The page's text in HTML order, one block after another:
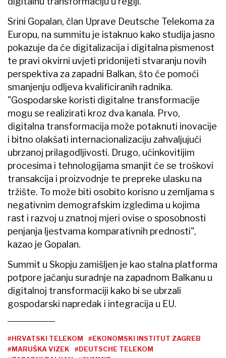
Srini Gopalan, član Uprave Deutsche Telekoma za
Europu, na summitu je istaknuo kako studija jasno
pokazuje da će digitalizacija i digitalna pismenost
te pravi okvirni uvjeti pridonijeti stvaranju novih
perspektiva za zapadni Balkan, što će pomoći
smanjenju odljeva kvalificiranih radnika.
"Gospodarske koristi digitalne transformacije
mogu se realizirati kroz dva kanala. Prvo,
digitalna transformacija može potaknuti inovacije
i bitno olakšati internacionalizaciju zahvaljujući
ubrzanoj prilagodljivosti. Drugo, učinkovitijim
procesima i tehnologijama smanjit će se troškovi
transakcija i proizvodnje te prepreke ulasku na
tržište. To može biti osobito korisno u zemljama s
negativnim demografskim izgledima u kojima
rast i razvoj u znatnoj mjeri ovise o sposobnosti
penjanja ljestvama komparativnih prednosti",
kazao je Gopalan.
Summit u Skopju zamišljen je kao stalna platforma
potpore jačanju suradnje na zapadnom Balkanu u
digitalnoj transformaciji kako bi se ubrzali
gospodarski napredak i integracija u EU.
#HRVATSKI TELEKOM
#EKONOMSKI INSTITUT ZAGREB
#MARUŠKA VIZEK
#DEUTSCHE TELEKOM